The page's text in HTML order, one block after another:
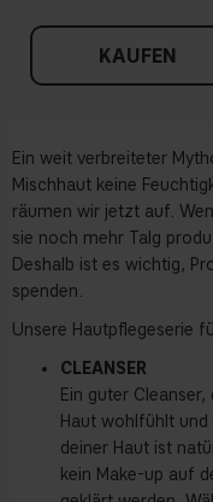
KAUFEN
Ein weit verbreiteter
Mischhaut keine
räumen wir jetzt auf.
sie noch mehr Talg
Deshalb ist es wichtig,
spenden.
Unsere Hautpflegeserie
CLEANSER
Ein guter
Haut wohlfühlt und
deiner Haut ist
kein Make-up auf